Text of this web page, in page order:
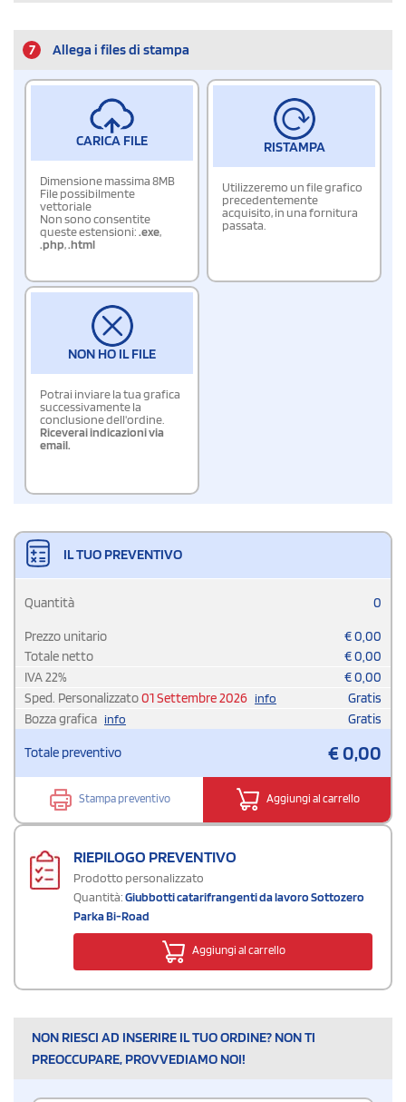
7 Allega i files di stampa
CARICA FILE
Dimensione massima 8MB
File possibilmente
vettoriale
Non sono consentite
queste estensioni:.exe,
.php,.html
RISTAMPA
Utilizzeremo un file grafico
precedentemente
acquisito, in una fornitura
passata.
NON HO IL FILE
Potrai inviare la tua grafica
successivamente la
conclusione dell'ordine.
Riceverai indicazioni via
email.
IL TUO PREVENTIVO
Quantità 0
Prezzo unitario €0,00
Totale netto
€0,00
IVA22% €0,00
Sped. Personalizzato01 Settembre 2026 info
Gratis
Bozza grafica info Gratis
Totale preventivo €0,00
Stampa preventivo Aggiungi al carrello
RIEPILOGO PREVENTIVO
Prodotto personalizzato
Quantità:Giubbotti catarifrangenti da lavoro Sottozero
Parka Bi-Road
Aggiungi al carrello
NON RIESCI AD INSERIRE IL TUO ORDINE? NON TI
PREOCCUPARE, PROVVEDIAMO NOI!